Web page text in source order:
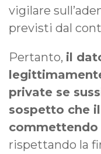
vigilare
previsti dal
Pertanto, il
private se
sospetto che
rispettando la